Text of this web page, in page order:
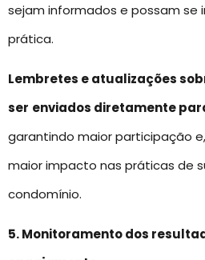
sejam informados e possam se
prática.
Lembretes e atualizações
ser enviados diretamente
garantindo maior participação
maior impacto nas práticas de
condomínio.
5. Monitoramento dos